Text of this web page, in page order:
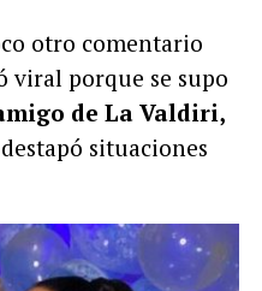
otro comentario
viral porque se supo
de La Valdiri,
situaciones